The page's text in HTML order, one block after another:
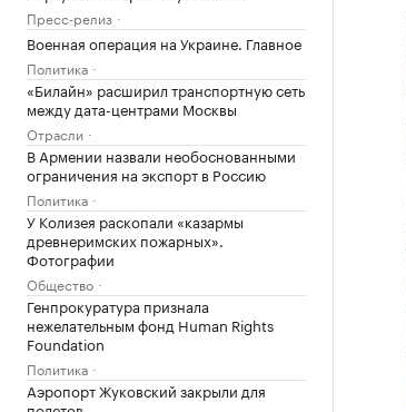
Пресс-релиз
Военная операция на Украине. Главное
Политика
«Билайн» расширил транспортную сеть
между дата-центрами Москвы
Отрасли
В Армении назвали необоснованными
ограничения на экспорт в Россию
Политика
У Колизея раскопали «казармы
древнеримских пожарных».
Фотографии
Общество
Генпрокуратура признала
нежелательным фонд Human Rights
Foundation
Политика
Аэропорт Жуковский закрыли для